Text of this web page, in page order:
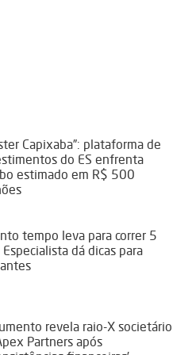
Capixaba”: plataforma de
do ES enfrenta
estimado em R$ 500
tempo leva para correr 5
Especialista dá dicas para
revela raio-X societário
Partners após